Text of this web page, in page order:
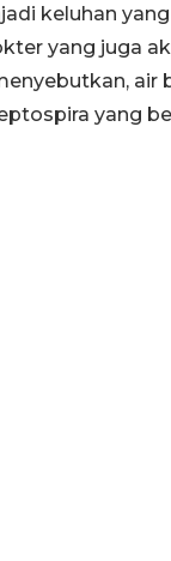
keluhan
yang juga
yang